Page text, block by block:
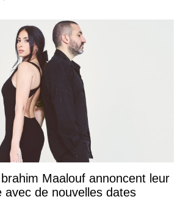
Maalouf annoncent leur
avec de nouvelles dates